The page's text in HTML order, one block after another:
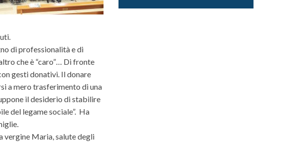
di professionalità e di
che è “caro”… Di fronte
gesti donativi. Il donare
a mero trasferimento di una
il desiderio di stabilire
del legame sociale”. Ha
vergine Maria, salute degli